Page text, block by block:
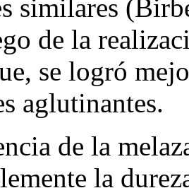
similares
de la
se logró
aglutinantes.
de la
la